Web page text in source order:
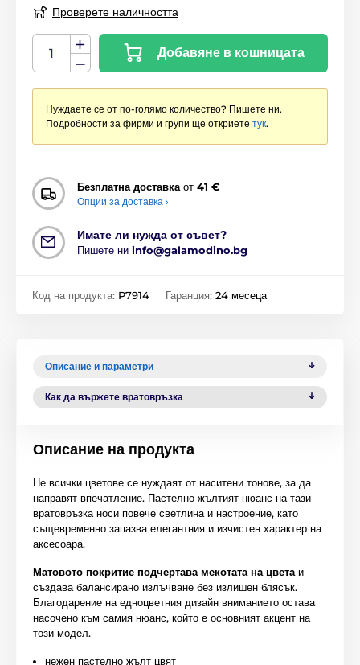
Проверете наличността
Добавяне в кошницата
Нуждаете се от по-голямо количество? Пишете ни.
Подробности за фирми и групи ще откриете тук.
Безплатна доставка от 41 €
Опции за доставка ›
Имате ли нужда от съвет?
Пишете ни info@galamodino.bg
Код на продукта: P7914 Гаранция: 24 месеца
Описание и параметри
Как да вържете вратовръзка
Описание на продукта
Не всички цветове се нуждаят от наситени тонове, за да
направят впечатление. Пастелно жълтият нюанс на тази
вратовръзка носи повече светлина и настроение, като
същевременно запазва елегантния и изчистен характер на
аксесоара.
Матовото покритие подчертава мекотата на цвета и
създава балансирано излъчване без излишен блясък.
Благодарение на едноцветния дизайн вниманието остава
насочено към самия нюанс, който е основният акцент на
този модел.
нежен пастелно жълт цвят